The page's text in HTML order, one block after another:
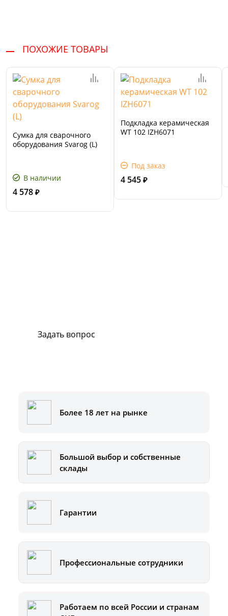
ПОХОЖИЕ ТОВАРЫ
Сумка для сварочного
оборудования Svarog (L)
В наличии
4 578 ₽
Подкладка керамическая
WT 102 IZH6071
Под заказ
4 545 ₽
Задать вопрос
Более 18 лет на рынке
Большой выбор и собственные
склады
Гарантии
Профессиональные сотрудники
Работаем по всей России и странам